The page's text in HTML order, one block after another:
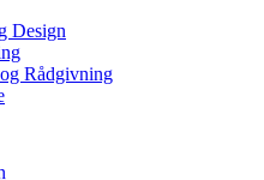
Design
Rådgivning